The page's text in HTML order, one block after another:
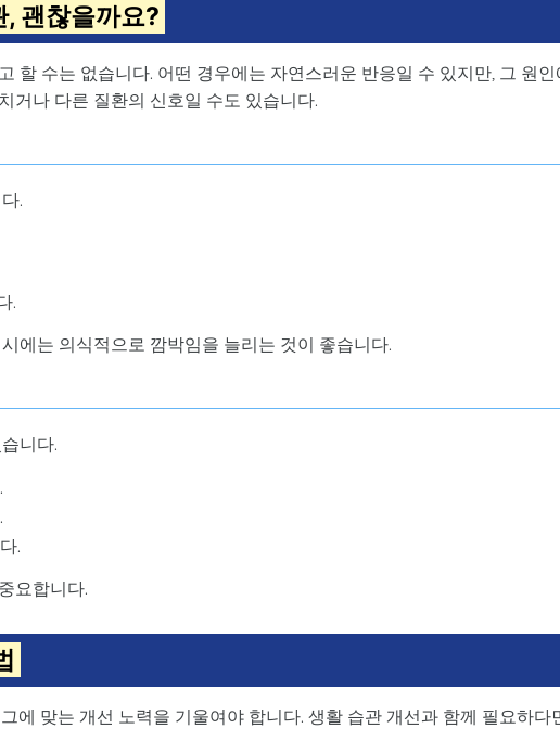
괜찮을까요?
할 수는 없습니다. 어떤 경우에는 자연스러운 반응일 수 있지만, 그 원인
거나 다른 질환의 신호일 수도 있습니다.
.
.
에는 의식적으로 깜박임을 늘리는 것이 좋습니다.
니다.
.
요합니다.
에 맞는 개선 노력을 기울여야 합니다. 생활 습관 개선과 함께 필요하다